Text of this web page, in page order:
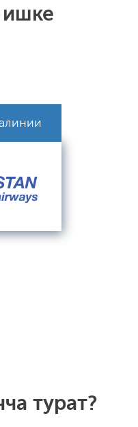
ишке
турат?